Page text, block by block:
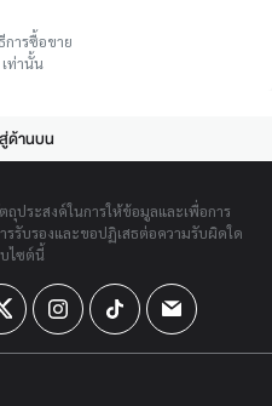
ารซื้อขาย
ท่านั้น
ด้านบน
ประสงค์ในการให้ข้อมูลและเพื่อการ
รับรองและขอปฏิเสธต่อความรับผิดใด
บไซต์นี้